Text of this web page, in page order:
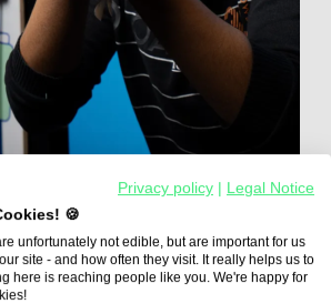
Anwendungsentwicklung…
Privacy policy
Legal Notice
🍪
unfortunately not edible, but are important for us
site - and how often they visit. It really helps us to
here is reaching people like you. We're happy for